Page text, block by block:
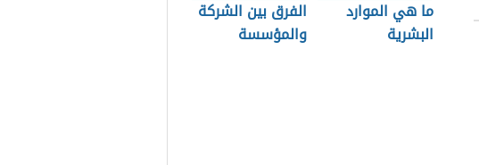
ما هي الموارد
البشرية
الفرق بين الشركة
والمؤسسة